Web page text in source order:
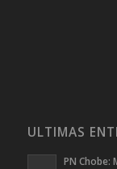
ULTIMAS
PN Chobe: